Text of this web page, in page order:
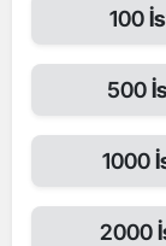
100
500
1000
2000